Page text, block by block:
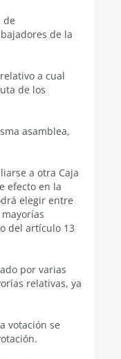
de
de la
a cual
de los
asamblea,
a otra Caja
efecto en la
elegir entre
del artículo 13
por varias
relativas, ya
votación se